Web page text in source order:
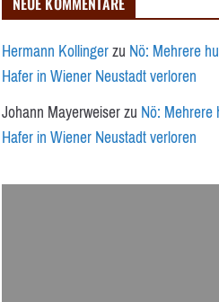
Hermann KollingerzuNö: Mehrere
Hafer in Wiener Neustadt verloren
Johann MayerweiserzuNö:
Hafer in Wiener Neustadt verloren